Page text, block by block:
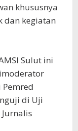
khususnya
kegiatan
Sulut ini
di Uji